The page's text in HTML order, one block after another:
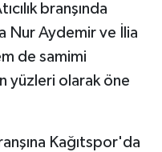
branşında
Nur Aydemir ve İlia
de samimi
yüzleri olarak öne
Kağıtspor'da